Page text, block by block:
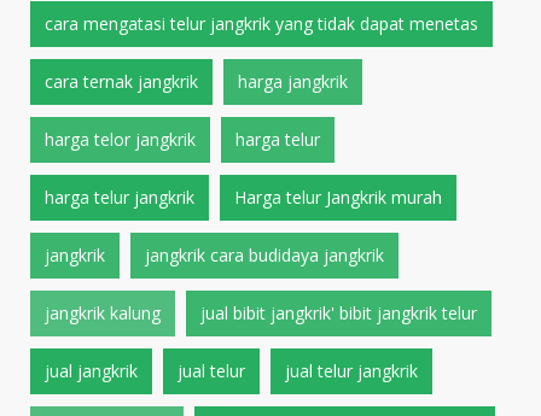
cara mengatasi telur jangkrik yang tidak dapat menetas
cara ternak jangkrik harga jangkrik
harga telor jangkrik harga telur
harga telur jangkrik Harga telur Jangkrik murah
jangkrik jangkrik cara budidaya jangkrik
jangkrik kalung jual bibit jangkrik' bibit jangkrik telur
jual jangkrik jual telur jual telur jangkrik